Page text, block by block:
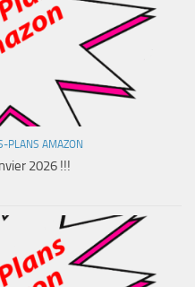
PLANS AMAZON
2026 !!!